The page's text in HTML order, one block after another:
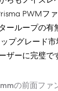
PWMフ
ーループの有
プグレード市
ーに完璧で
の前面ファ